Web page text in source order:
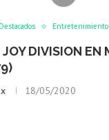
Destacados Entretenimiento
DIVISION EN
18/05/2020